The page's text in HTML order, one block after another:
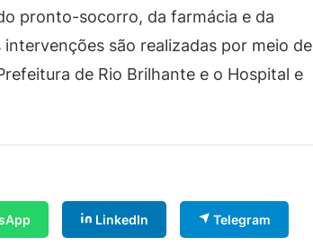
pronto-socorro, da farmácia e da
são realizadas por meio de
de Rio Brilhante e o Hospital e
LinkedIn Telegram